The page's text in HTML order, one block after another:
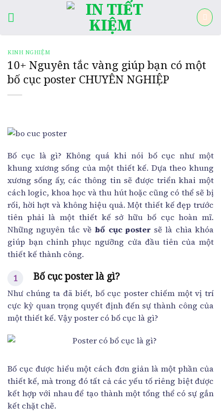
KINH NGHIỆM
10+ Nguyên tắc vàng giúp bạn có một
bố cục poster CHUYÊN NGHIỆP
Bố cục là gì? Không quá khi nói bố cục như một
khung xương sống của một thiết kế. Dựa theo khung
xương sống ấy, các thông tin sẽ được triển khai một
cách logic, khoa học và thu hút hoặc cũng có thể sẽ bị
rối, hời hợt và không hiệu quả. Một thiết kế đẹp trước
tiên phải là một thiết kế sở hữu bố cục hoàn mĩ.
Những nguyên tắc về bố cục poster sẽ là chìa khóa
giúp bạn chinh phục ngưỡng cửa đầu tiên của một
thiết kế thành công.
Bố cục poster là gì?
Như chúng ta đã biết, bố cục poster chiếm một vị trí
cực kỳ quan trọng quyết định đến sự thành công của
một thiết kế. Vậy poster có bố cục là gì?
Bố cục được hiểu một cách đơn giản là một phần của
thiết kế, mà trong đó tất cả các yếu tố riêng biệt được
kết hợp với nhau để tạo thành một tổng thể có sự gắn
kết chặt chẽ.